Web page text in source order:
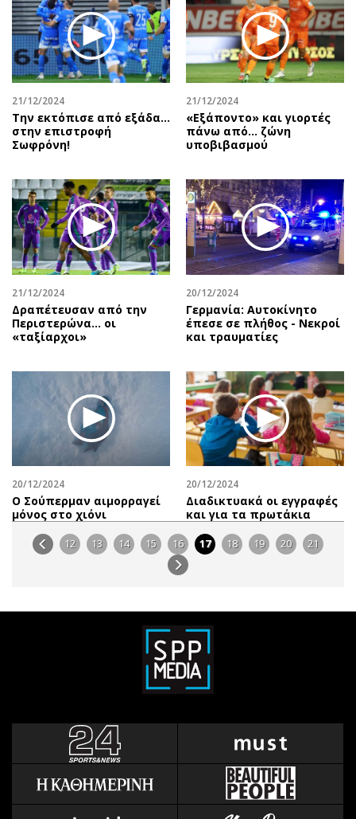
21/12/2024
Την εκτόπισε από εξάδα…
στην επιστροφή
Σωφρόνη!
21/12/2024
«Εξάποντο» και γιορτές
πάνω από… ζώνη
υποβιβασμού
21/12/2024
Δραπέτευσαν από την
Περιστερώνα… οι
«ταξίαρχοι»
20/12/2024
Γερμανία: Αυτοκίνητο
έπεσε σε πλήθος - Νεκροί
και τραυματίες
20/12/2024
Ο Σούπερμαν αιμορραγεί
μόνος στο χιόνι
20/12/2024
Διαδικτυακά οι εγγραφές
και για τα πρωτάκια
12 13 14 15 16 17 18 19 20 21